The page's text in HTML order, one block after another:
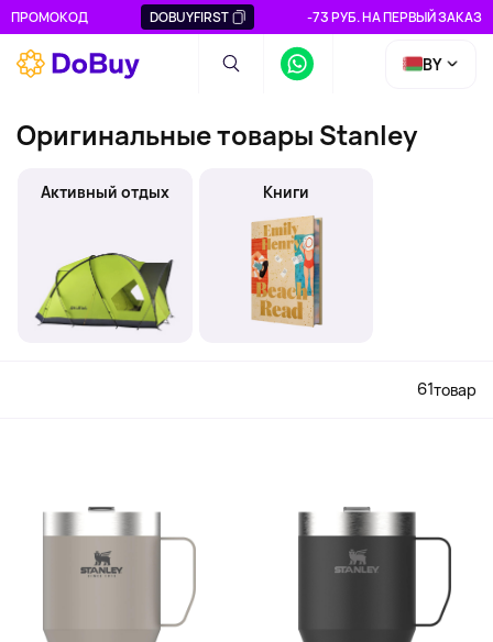
ПРОМОКОД DOBUYFIRST -73 РУБ. НА ПЕРВЫЙ ЗАКАЗ
BY
Оригинальные товары Stanley
Активный отдых Книги
61товар